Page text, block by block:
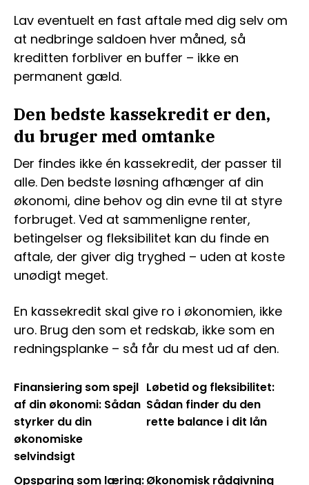
Lav eventuelt en fast aftale med dig selv om
at nedbringe saldoen hver måned, så
kreditten forbliver en buffer – ikke en
permanent gæld.
Den bedste kassekredit er den,
du bruger med omtanke
Der findes ikke én kassekredit, der passer til
alle. Den bedste løsning afhænger af din
økonomi, dine behov og din evne til at styre
forbruget. Ved at sammenligne renter,
betingelser og fleksibilitet kan du finde en
aftale, der giver dig tryghed – uden at koste
unødigt meget.
En kassekredit skal give ro i økonomien, ikke
uro. Brug den som et redskab, ikke som en
redningsplanke – så får du mest ud af den.
Finansiering som spejl
af din økonomi: Sådan
styrker du din
økonomiske
selvindsigt
Løbetid og fleksibilitet:
Sådan finder du den
rette balance i dit lån
Opsparing som læring:Økonomisk rådgivning